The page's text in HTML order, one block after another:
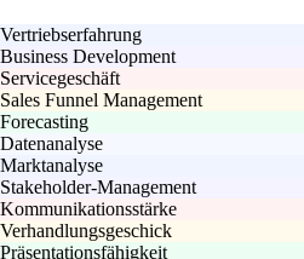
Vertriebserfahrung
Business Development
Servicegeschäft
Sales Funnel Management
Forecasting
Datenanalyse
Marktanalyse
Stakeholder-Management
Kommunikationsstärke
Verhandlungsgeschick
Präsentationsfähigkeit